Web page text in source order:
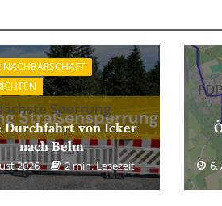
NACHBARSCHAFT
Sperrung
Durchfahrt von Icker
nach Belm
2026 2 min. Lesezeit 6.